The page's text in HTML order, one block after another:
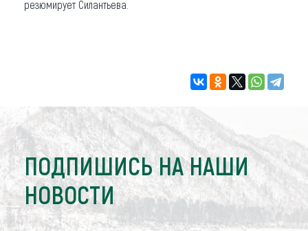
резюмирует Силантьева.
ПОДПИШИСЬ НА НАШИ
НОВОСТИ